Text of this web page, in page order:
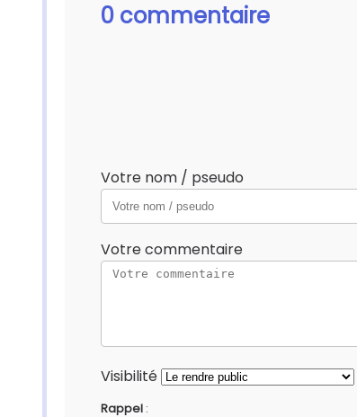
0 commentaire
Votre nom / pseudo
Votre commentaire
Visibilité
Rappel :